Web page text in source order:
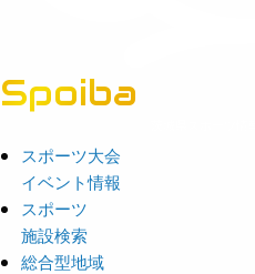
Spoiba
スポーツ大会
イベント情報
スポーツ
施設検索
総合型地域